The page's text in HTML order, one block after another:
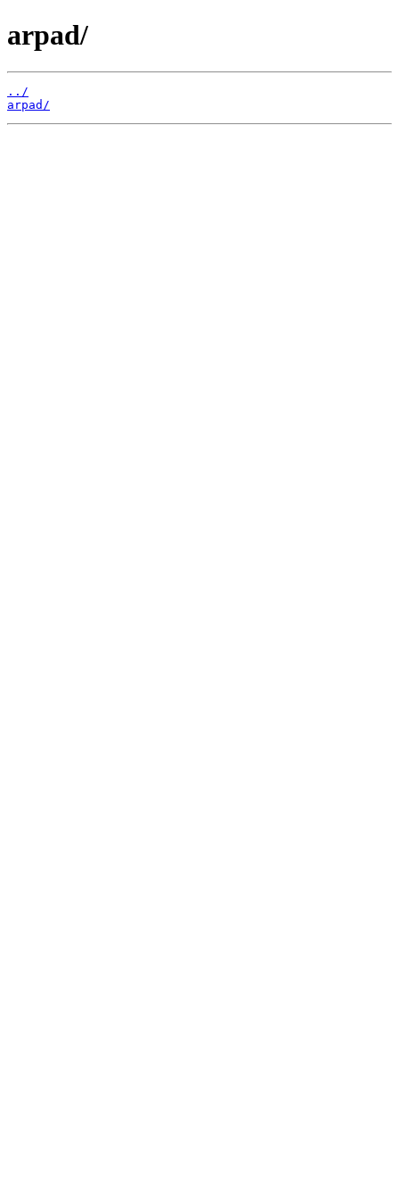
arpad/
../
arpad/